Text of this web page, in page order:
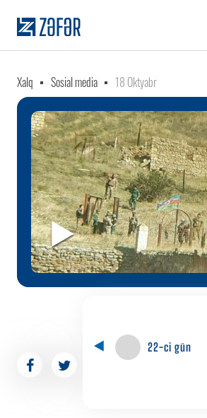
Xalq Sosial media 18 Oktyabr
22-ci gün